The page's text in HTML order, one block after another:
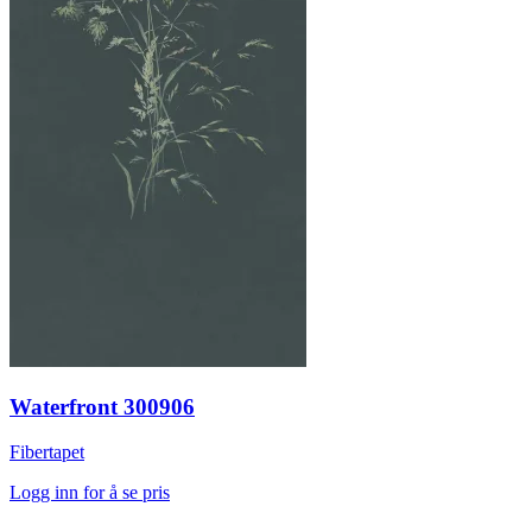
Waterfront 300906
Fibertapet
Logg inn for å se pris